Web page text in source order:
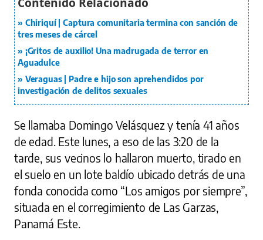
Chiriquí | Captura comunitaria termina con sanción de
tres meses de cárcel
¡Gritos de auxilio! Una madrugada de terror en
Aguadulce
Veraguas | Padre e hijo son aprehendidos por
investigación de delitos sexuales
Se llamaba Domingo Velásquez y tenía 41 años
de edad. Este lunes, a eso de las 3:20 de la
tarde, sus vecinos lo hallaron muerto, tirado en
el suelo en un lote baldío ubicado detrás de una
fonda conocida como “Los amigos por siempre”,
situada en el corregimiento de Las Garzas,
Panamá Este.